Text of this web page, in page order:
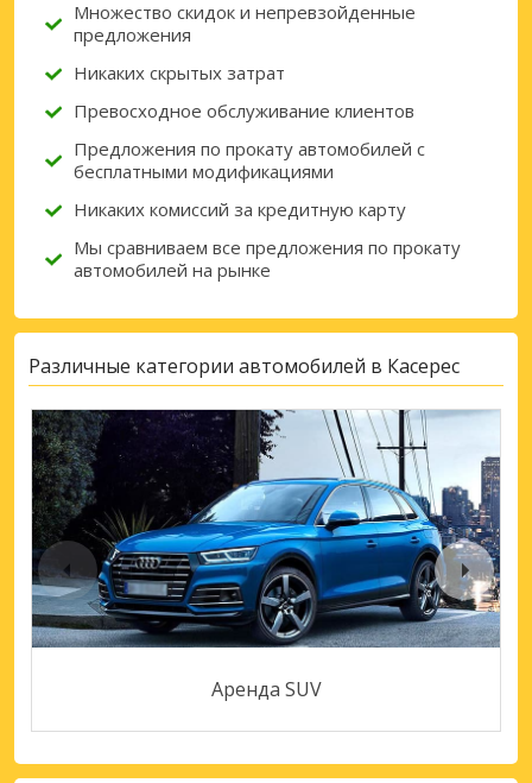
Множество скидок и непревзойденные
предложения
Никаких скрытых затрат
Превосходное обслуживание клиентов
Предложения по прокату автомобилей с
бесплатными модификациями
Никаких комиссий за кредитную карту
Мы сравниваем все предложения по прокату
автомобилей на рынке
Различные категории автомобилей в Касерес
Аренда SUV